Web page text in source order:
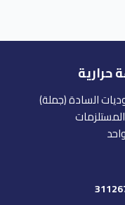
حرارية
السادة (جملة)